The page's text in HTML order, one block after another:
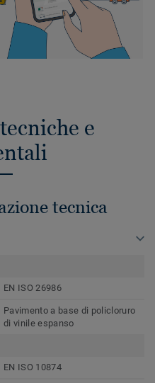
e
tecnica
EN ISO 26986
Pavimento a base di policloruro
di vinile espanso
EN ISO 10874